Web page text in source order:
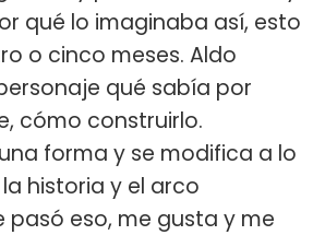
qué lo imaginaba así, esto
o cinco meses. Aldo
qué sabía por
cómo construirlo.
forma y se modifica a lo
historia y el arco
pasó eso, me gusta y me